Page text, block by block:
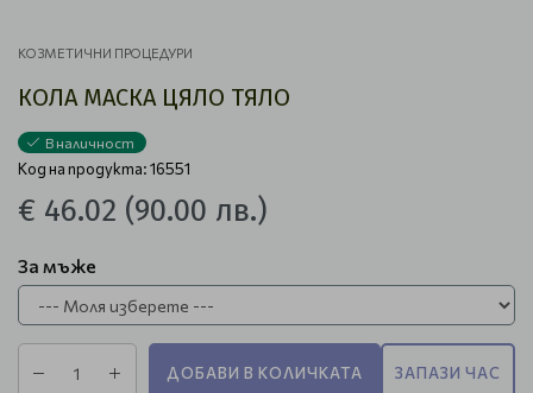
КОЗМЕТИЧНИ ПРОЦЕДУРИ
КОЛА МАСКА ЦЯЛО ТЯЛО
В наличност
Код на продукта: 16551
€ 46.02 (90.00 лв.)
За мъже
ДОБАВИ В КОЛИЧКАТА ЗАПАЗИ ЧАС